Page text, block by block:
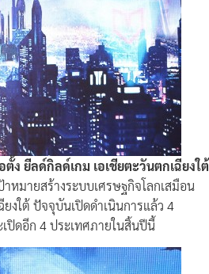
ง ยีลด์กิลด์เกม เอเชียตะวันตกเฉียงใต้
าหมายสร้างระบบเศรษฐกิจโลกเสมือน
งใต้ ปัจจุบันเปิดดำเนินการแล้ว 4
เปิดอีก 4 ประเทศภายในสิ้นปีนี้